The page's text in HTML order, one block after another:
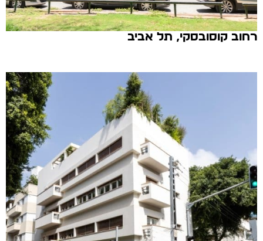
רחוב קוסובסקי, תל אביב